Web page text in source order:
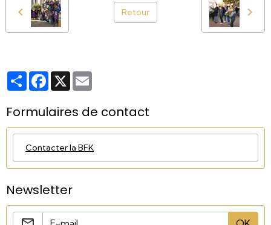
Retour
PartagerFacebook
X
Formulaires de contact
Contacter la BFK
Newsletter